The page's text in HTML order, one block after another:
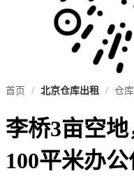
首页 / 北京仓库出租 / 仓
李桥3亩空地
100平米办